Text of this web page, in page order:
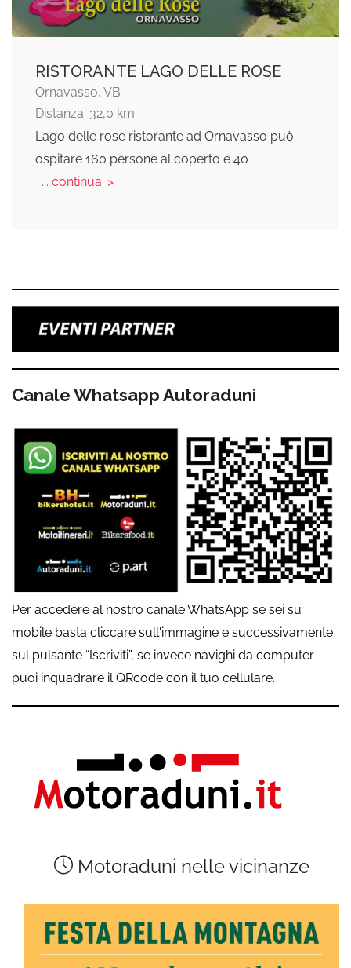
RISTORANTE LAGO DELLE ROSE
Ornavasso, VB
Distanza: 32,0 km
Lago delle rose ristorante ad Ornavasso può
ospitare 160 persone al coperto e 40
... continua: >
Canale Whatsapp Autoraduni
Per accedere al nostro canale WhatsApp se sei su
mobile basta cliccare sull'immagine e successivamente
sul pulsante “Iscriviti”, se invece navighi da computer
puoi inquadrare il QRcode con il tuo cellulare.
Motoraduni nelle vicinanze